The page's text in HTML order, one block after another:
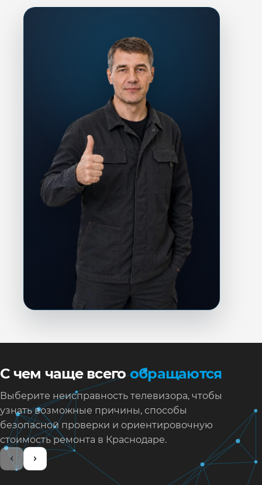
С чем чаще всегообращаются
Выберите неисправность телевизора, чтобы
узнать возможные причины, способы
безопасной проверки и ориентировочную
стоимость ремонта в Краснодаре.